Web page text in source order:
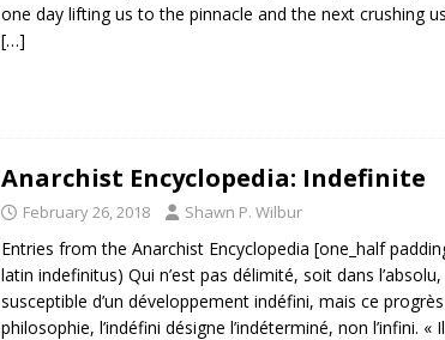
one day lifting us to the pinnacle and the next crushing
[…]
Anarchist Encyclopedia: Indefinite
February 26, 2018 Shawn P. Wilbur
Entries from the Anarchist Encyclopedia [one_half
latin indefinitus) Qui n’est pas délimité, soit dans
susceptible d’un développement indéfini, mais ce
philosophie, l’indéfini désigne l’indéterminé, non l’infini.